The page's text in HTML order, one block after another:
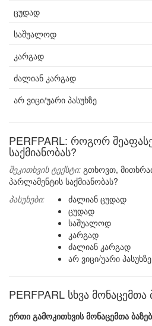
ცუდად
საშუალოდ
კარგად
ძალიან კარგად
არ ვიცი/უარი პასუხზე
PERFPARL: როგორ
საქმიანობას?
შეკითხვის ტექსტი: გთხოვთ,
პარლამენტის საქმიანობას?
პასუხები:
ძალიან ცუდად
ცუდად
საშუალოდ
კარგად
ძალიან კარგად
არ ვიცი/უარი პასუხზე
PERFPARL სხვა მონაცემთა
ერთი გამოკითხვის მონაცემთა